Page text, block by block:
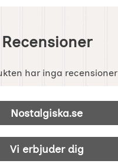
Recensioner
har inga recensioner
info och länkar
Nostalgiska.se
Vi erbjuder dig